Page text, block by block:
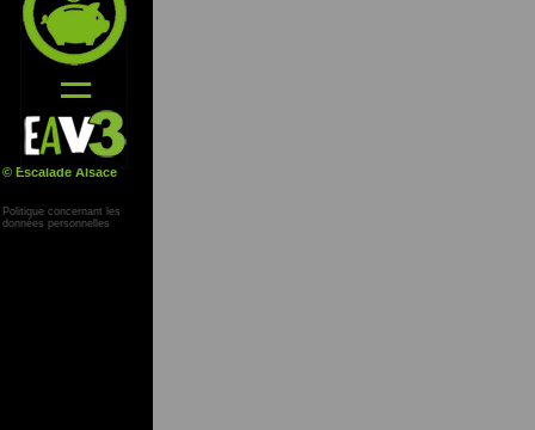
© Escalade Alsace
Politique concernant les
données personnelles